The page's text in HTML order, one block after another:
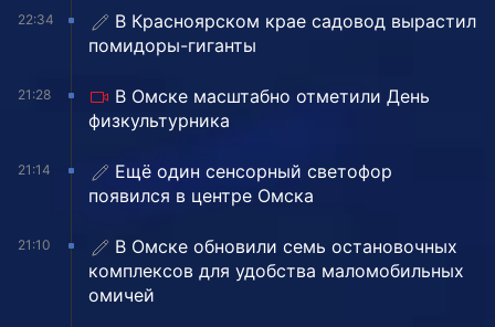
22:34
В Красноярском крае садовод вырастил
помидоры-гиганты
21:28
В Омске масштабно отметили День
физкультурника
21:14
Ещё один сенсорный светофор
появился в центре Омска
21:10
В Омске обновили семь остановочных
комплексов для удобства маломобильных
омичей